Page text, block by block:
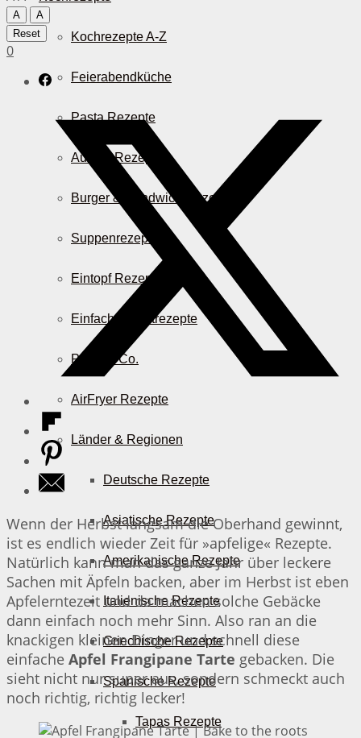
Kochrezepte A-Z
Feierabendküche
Pasta Rezepte
Auflauf Rezepte
Burger & Sandwich Rezepte
Suppenrezepte
Eintopf Rezepte
Einfache Salatrezepte
Pizza & Co.
AirFryer Rezepte
Länder & Regionen
Deutsche Rezepte
Asiatische Rezepte
Amerikanische Rezepte
Italienische Rezepte
Griechische Rezepte
Spanische Rezepte
Tapas Rezepte
A
A
Reset
0
Wenn der Herbst langsam die Oberhand gewinnt,
ist es endlich wieder Zeit für »apfelige« Rezepte.
Natürlich kann man das ganze Jahr über leckere
Sachen mit Äpfeln backen, aber im Herbst ist eben
Apfelerntezeit und da machen solche Gebäcke
dann einfach noch mehr Sinn. Also ran an die
knackigen kleinen Dinger und schnell diese
einfache Apfel Frangipane Tarte gebacken. Die
sieht nicht nur super aus, sondern schmeckt auch
noch richtig, richtig lecker!